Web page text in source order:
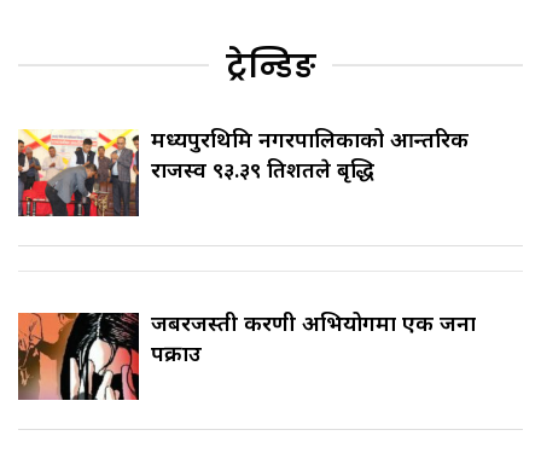
ट्रेन्डिङ
मध्यपुरथिमि नगरपालिकाको आन्तरिक
राजस्व ९३.३९ प्रतिशतले बृद्धि
जबरजस्ती करणी अभियोगमा एक जना
पक्राउ